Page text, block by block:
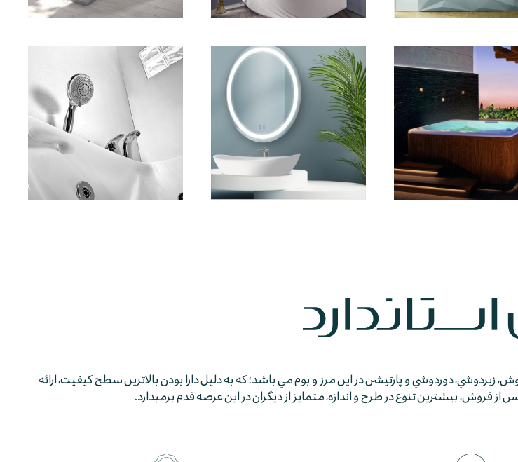
زيردوشي، دوردوشي و پارتيشن در اين مرز و بوم مي باشد؛ كه به دليل دارا بودن بالاترين سطح كيفيت، ارائه
بيشترين تنوع در طرح و اندازه، متمايز از ديگران در اين عرصه قدم برمي­دارد.